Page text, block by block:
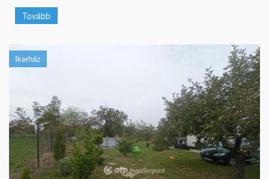
Tovább
Ikerház